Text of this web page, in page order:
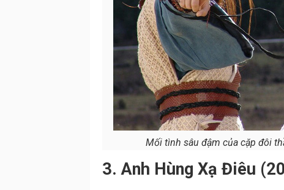
Mối tình sâu đậm của cặp đôi
3. Anh Hùng Xạ Điêu